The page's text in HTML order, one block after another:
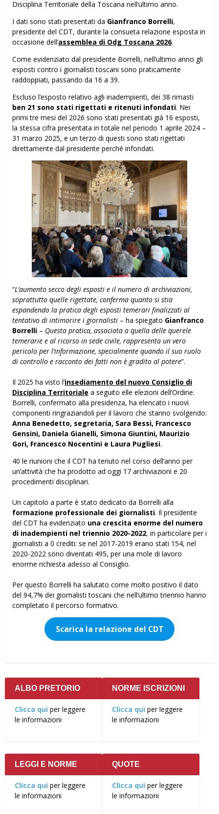
Disciplina Territoriale della Toscana nell’ultimo anno.
I dati sono stati presentati da Gianfranco Borrelli,
presidente del CDT, durante la consueta relazione esposta in
occasione dell’assemblea di Odg Toscana 2026.
Come evidenziato dal presidente Borrelli, nell’ultimo anno gli
esposti contro i giornalisti toscani sono praticamente
raddoppiati, passando da 16 a 39.
Escluso l’esposto relativo agli inadempienti, dei 38 rimasti
ben 21 sono stati rigettati e ritenuti infondati. Nei
primi tre mesi del 2026 sono stati presentati già 16 esposti,
la stessa cifra presentata in totale nel periodo 1 aprile 2024 –
31 marzo 2025, e un terzo di questi sono stati rigettati
direttamente dal presidente perché infondati.
“L’aumento secco degli esposti e il numero di archiviazioni,
soprattutto quelle rigettate, conferma quanto si stia
espandendo la pratica degli esposti temerari finalizzati al
tentativo di intimorire i giornalisti – ha spiegato Gianfranco
Borrelli – Questa pratica, associata a quella delle querele
temerarie e al ricorso in sede civile, rappresenta un vero
pericolo per l’informazione, specialmente quando il suo ruolo
di controllo e racconto dei fatti non è gradito al potere”.
Il 2025 ha visto l’insediamento del nuovo Consiglio di
Disciplina Territoriale a seguito elle elezioni dell’Ordine.
Borrelli, confermato alla presidenza, ha elencato i nuovi
componenti ringraziandoli per il lavoro che stanno svolgendo:
Anna Benedetto, segretaria, Sara Bessi, Francesco
Gensini, Daniela Gianelli, Simona Giuntini, Maurizio
Gori, Francesco Nocentini e Laura Pugliesi.
40 le riunioni che il CDT ha tenuto nel corso dell’anno per
un’attività che ha prodotto ad oggi 17 archiviazioni e 20
procedimenti disciplinari.
Un capitolo a parte è stato dedicato da Borrelli alla
formazione professionale dei giornalisti. Il presidente
del CDT ha evidenziato una crescita enorme del numero
di inadempienti nel triennio 2020-2022, in particolare per i
giornalisti a 0 crediti: se nel 2017-2019 erano stati 154, nel
2020-2022 sono diventati 495, per una mole di lavoro
enorme richiesta adesso al Consiglio.
Per questo Borrelli ha salutato come molto positivo il dato
del 94,7% dei giornalisti toscani che nell’ultimo triennio hanno
completato il percorso formativo.
Scarica la relazione del CDT
ALBO PRETORIO
Clicca qui per leggere
le informazioni
NORME ISCRIZIONI
Clicca qui per leggere
le informazioni
LEGGI E NORME
Clicca qui per leggere
le informazioni
QUOTE
Clicca qui per leggere
le informazioni